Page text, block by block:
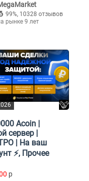
99%, 10328 отзывов
рынке 9 лет
Acoin |
сервер |
| На ваш
⚡, Прочее
p